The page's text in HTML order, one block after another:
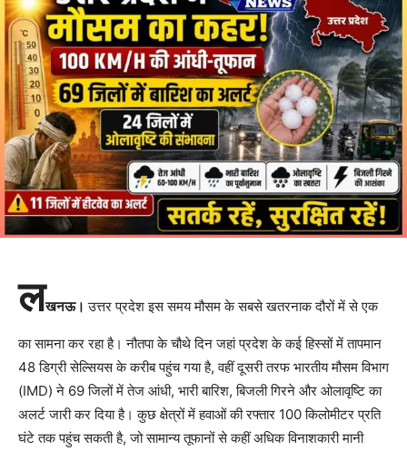
लखनऊ। उत्तर प्रदेश इस समय मौसम के सबसे खतरनाक दौरों में से एक
का सामना कर रहा है। नौतपा के चौथे दिन जहां प्रदेश के कई हिस्सों में तापमान
48 डिग्री सेल्सियस के करीब पहुंच गया है, वहीं दूसरी तरफ भारतीय मौसम विभाग
(IMD) ने 69 जिलों में तेज आंधी, भारी बारिश, बिजली गिरने और ओलावृष्टि का
अलर्ट जारी कर दिया है। कुछ क्षेत्रों में हवाओं की रफ्तार 100 किलोमीटर प्रति
घंटे तक पहुंच सकती है, जो सामान्य तूफानों से कहीं अधिक विनाशकारी मानी